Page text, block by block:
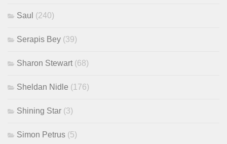
Saul (240)
Serapis Bey (39)
Sharon Stewart(68)
Sheldan Nidle (176)
Shining Star (3)
Simon Petrus (5)